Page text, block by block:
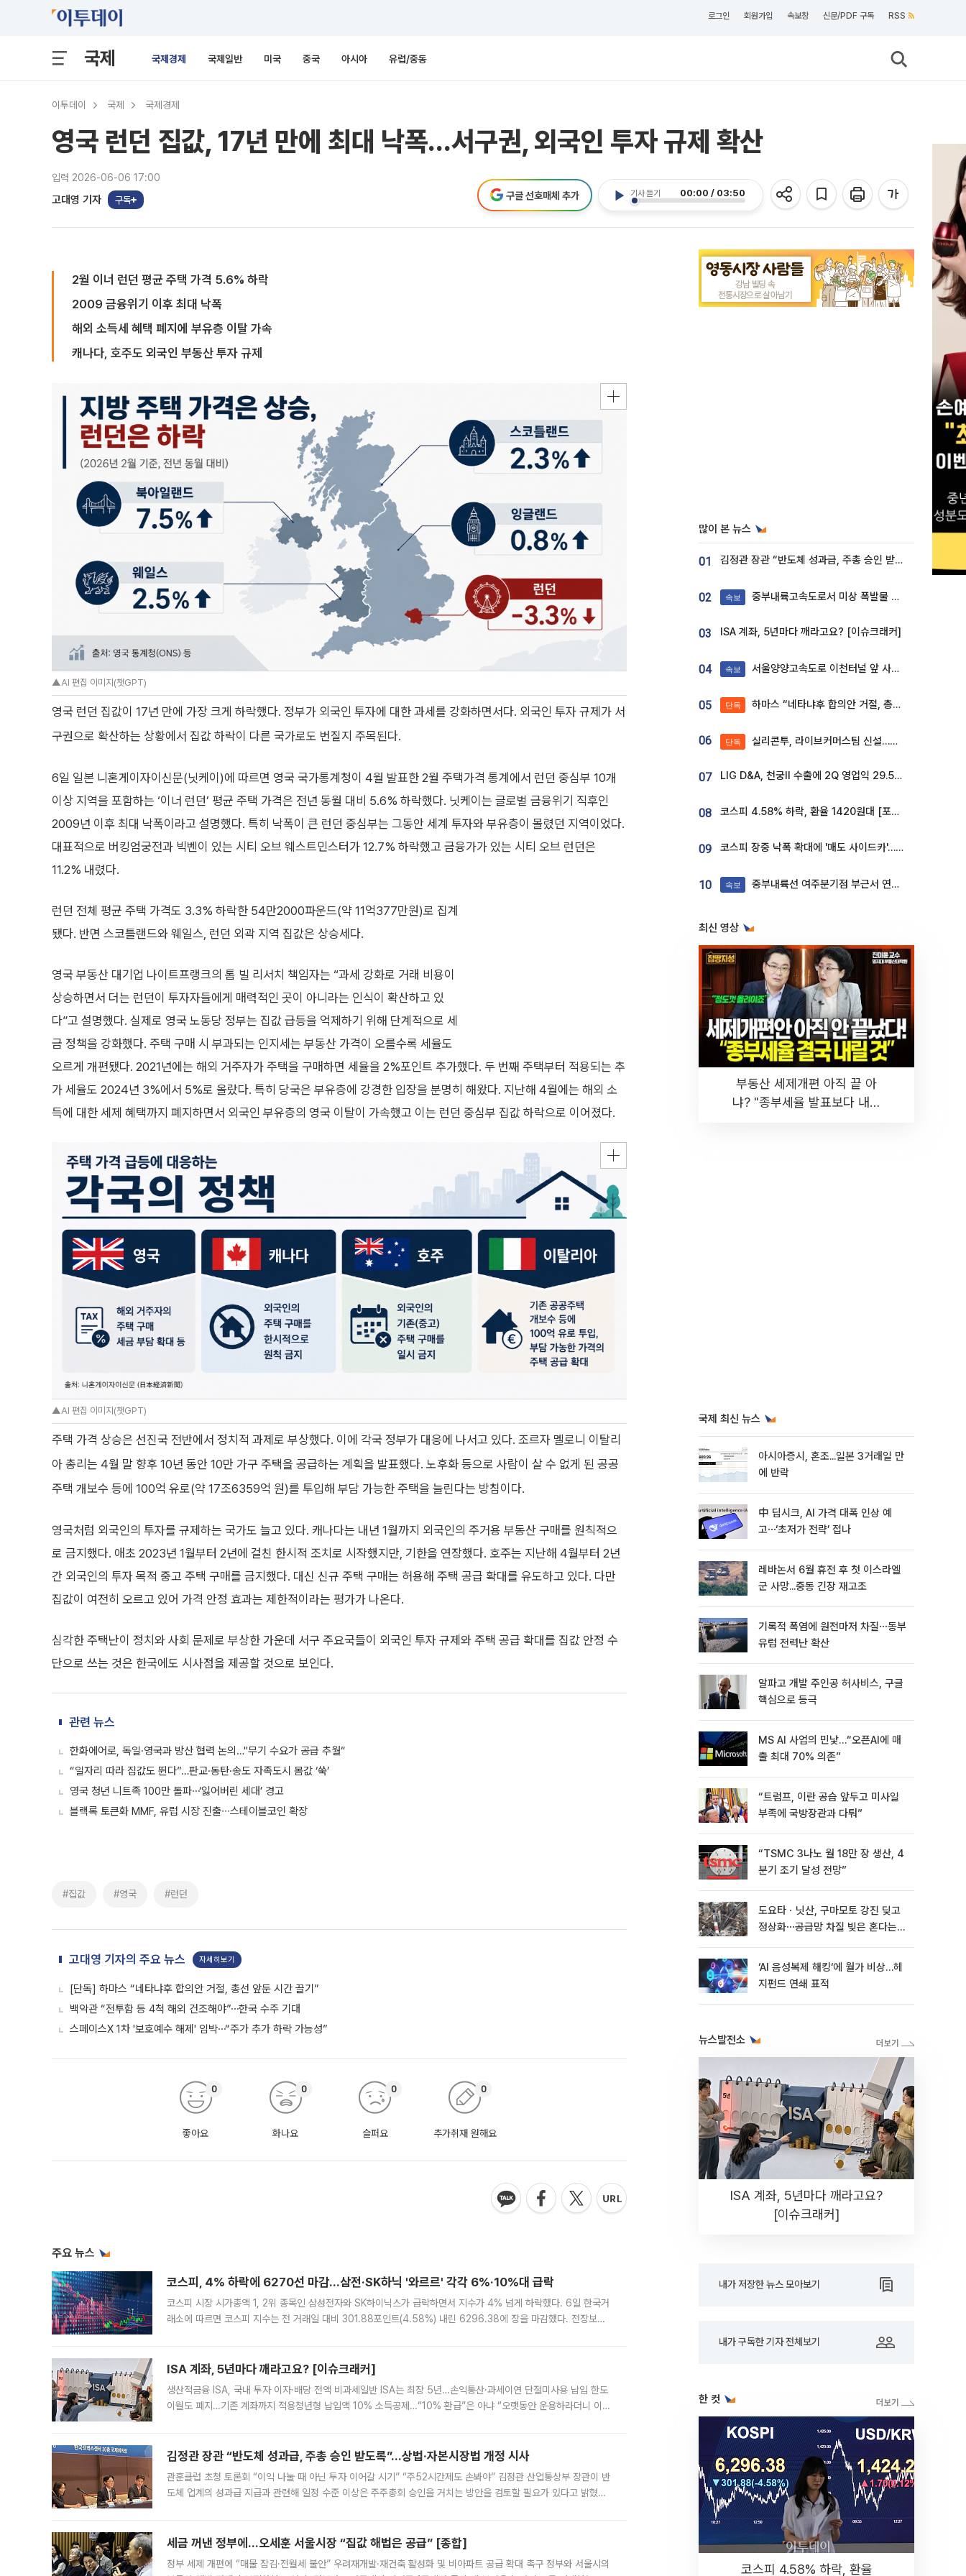
로그인 회원가입 속보창 신문/PDF 구독 RSS
국제 국제경제 국제일반 미국 중국 아시아 유럽/중동
이투데이 국제 국제경제
영국 런던 집값, 17년 만에 최대 낙폭…서구권, 외국인 투자 규제 확산
입력 2026-06-06 17:00
고대영 기자 구독
기사 듣기 00:00 / 03:50
구글 선호매체 추가
2월 이너 런던 평균 주택 가격 5.6% 하락
2009 금융위기 이후 최대 낙폭
해외 소득세 혜택 폐지에 부유층 이탈 가속
캐나다, 호주도 외국인 부동산 투자 규제
▲AI 편집 이미지(챗GPT)
영국 런던 집값이 17년 만에 가장 크게 하락했다. 정부가 외국인 투자에 대한 과세를 강화하면서다. 외국인 투자 규제가 서
구권으로 확산하는 상황에서 집값 하락이 다른 국가로도 번질지 주목된다.
6일 일본 니혼게이자이신문(닛케이)에 따르면 영국 국가통계청이 4월 발표한 2월 주택가격 통계에서 런던 중심부 10개
이상 지역을 포함하는 ‘이너 런던’ 평균 주택 가격은 전년 동월 대비 5.6% 하락했다. 닛케이는 글로벌 금융위기 직후인
2009년 이후 최대 낙폭이라고 설명했다. 특히 낙폭이 큰 런던 중심부는 그동안 세계 투자와 부유층이 몰렸던 지역이었다.
대표적으로 버킹엄궁전과 빅벤이 있는 시티 오브 웨스트민스터가 12.7% 하락했고 금융가가 있는 시티 오브 런던은
11.2% 내렸다.
런던 전체 평균 주택 가격도 3.3% 하락한 54만2000파운드(약 11억377만원)로 집계
됐다. 반면 스코틀랜드와 웨일스, 런던 외곽 지역 집값은 상승세다.
영국 부동산 대기업 나이트프랭크의 톰 빌 리서치 책임자는 “과세 강화로 거래 비용이
상승하면서 더는 런던이 투자자들에게 매력적인 곳이 아니라는 인식이 확산하고 있
다”고 설명했다. 실제로 영국 노동당 정부는 집값 급등을 억제하기 위해 단계적으로 세
금 정책을 강화했다. 주택 구매 시 부과되는 인지세는 부동산 가격이 오를수록 세율도
오르게 개편됐다. 2021년에는 해외 거주자가 주택을 구매하면 세율을 2%포인트 추가했다. 두 번째 주택부터 적용되는 추
가 세율도 2024년 3%에서 5%로 올랐다. 특히 당국은 부유층에 강경한 입장을 분명히 해왔다. 지난해 4월에는 해외 소
득에 대한 세제 혜택까지 폐지하면서 외국인 부유층의 영국 이탈이 가속했고 이는 런던 중심부 집값 하락으로 이어졌다.
▲AI 편집 이미지(챗GPT)
주택 가격 상승은 선진국 전반에서 정치적 과제로 부상했다. 이에 각국 정부가 대응에 나서고 있다. 조르자 멜로니 이탈리
아 총리는 4월 말 향후 10년 동안 10만 가구 주택을 공급하는 계획을 발표했다. 노후화 등으로 사람이 살 수 없게 된 공공
주택 개보수 등에 100억 유로(약 17조6359억 원)를 투입해 부담 가능한 주택을 늘린다는 방침이다.
영국처럼 외국인의 투자를 규제하는 국가도 늘고 있다. 캐나다는 내년 1월까지 외국인의 주거용 부동산 구매를 원칙적으
로 금지했다. 애초 2023년 1월부터 2년에 걸친 한시적 조치로 시작했지만, 기한을 연장했다. 호주는 지난해 4월부터 2년
간 외국인의 투자 목적 중고 주택 구매를 금지했다. 대신 신규 주택 구매는 허용해 주택 공급 확대를 유도하고 있다. 다만
집값이 여전히 오르고 있어 가격 안정 효과는 제한적이라는 평가가 나온다.
심각한 주택난이 정치와 사회 문제로 부상한 가운데 서구 주요국들이 외국인 투자 규제와 주택 공급 확대를 집값 안정 수
단으로 쓰는 것은 한국에도 시사점을 제공할 것으로 보인다.
관련 뉴스
한화에어로, 독일·영국과 방산 협력 논의…"무기 수요가 공급 추월“
“일자리 따라 집값도 뛴다”…판교·동탄·송도 자족도시 몸값 ‘쑥’
영국 청년 니트족 100만 돌파⋯‘잃어버린 세대’ 경고
블랙록 토큰화 MMF, 유럽 시장 진출∙∙∙스테이블코인 확장
#집값 #영국 #런던
고대영 기자의 주요 뉴스 자세히보기
[단독] 하마스 “네타냐후 합의안 거절, 총선 앞둔 시간 끌기”
백악관 “전투함 등 4척 해외 건조해야”⋯한국 수주 기대
스페이스X 1차 '보호예수 해제' 임박⋯“주가 추가 하락 가능성”
좋아요
0
화나요
0
슬퍼요
0
추가취재 원해요
0
주요 뉴스
코스피, 4% 하락에 6270선 마감…삼전·SK하닉 '와르르' 각각 6%·10%대 급락
코스피 시장 시가총액 1, 2위 종목인 삼성전자와 SK하이닉스가 급락하면서 지수가 4% 넘게 하락했다. 6일 한국거
래소에 따르면 코스피 지수는 전 거래일 대비 301.88포인트(4.58%) 내린 6296.38에 장을 마감했다. 전장보다
ISA 계좌, 5년마다 깨라고요? [이슈크래커]
생산적금융 ISA, 국내 투자 이자·배당 전액 비과세일반 ISA는 최장 5년…손익통산·과세이연 단절미사용 납입 한도
이월도 폐지…기존 계좌까지 적용청년형 납입액 10% 소득공제…“10% 환급”은 아냐 “오랫동안 운용하라더니 이제
김정관 장관 “반도체 성과급, 주총 승인 받도록”…상법·자본시장법 개정 시사
관훈클럽 초청 토론회 “이익 나눌 때 아닌 투자 이어갈 시기” “주52시간제도 손봐야” 김정관 산업통상부 장관이 반
도체 업계의 성과급 지급과 관련해 일정 수준 이상은 주주총회 승인을 거치는 방안을 검토할 필요가 있다고 밝혔다.
세금 꺼낸 정부에…오세훈 서울시장 “집값 해법은 공급” [종합]
정부 세제 개편에 “매물 잠김·전월세 불안” 우려재개발·재건축 활성화 및 비아파트 공급 확대 촉구 정부와 서울시의
많이 본 뉴스
01 김정관 장관 “반도체 성과급, 주총 승인 받도록”…상법·자본시장법 개정 시사
02 속보 중부내륙고속도로서 미상 폭발물 발견
03 ISA 계좌, 5년마다 깨라고요? [이슈크래커]
04 속보 서울양양고속도로 이천터널 앞 사고 발생
05 단독 하마스 “네타냐후 합의안 거절, 총선 앞두고 시간 끌기”
06 단독 실리콘투, 라이브커머스팀 신설…K뷰티 ‘글로벌 판매망’ 확대[K뷰티 라방戰]
07 LIG D&A, 천궁Ⅱ 수출에 2Q 영업익 29.5%↑…수주잔고 24.6조 [종합]
08 코스피 4.58% 하락, 환율 1420원대 [포토]
09 코스피 장중 낙폭 확대에 '매도 사이드카'…외인 2.8조'팔자'· 개인 3.1조 '사자'
10 속보 중부내륙선 여주분기점 부근서 연이은 추돌사고 발생
최신 영상
부동산 세제개편 아직 끝 아
냐? "종부세율 발표보다 내릴
국제 최신 뉴스
아시아증시, 혼조...일본 3거래일 만
에 반락
中 딥시크, AI 가격 대폭 인상 예
고⋯‘초저가 전략’ 접나
레바논서 6월 휴전 후 첫 이스라엘
군 사망...중동 긴장 재고조
기록적 폭염에 원전마저 차질⋯동부
유럽 전력난 확산
알파고 개발 주인공 허사비스, 구글
핵심으로 등극
MS AI 사업의 민낯…“오픈AI에 매
출 최대 70% 의존”
“트럼프, 이란 공습 앞두고 미사일
부족에 국방장관과 다퉈”
“TSMC 3나노 월 18만 장 생산, 4
분기 조기 달성 전망”
도요타ㆍ닛산, 구마모토 강진 딪고
정상화⋯공급망 차질 빚은 혼다는
‘AI 음성복제 해킹‘에 월가 비상…헤
지펀드 연쇄 표적
뉴스발전소
ISA 계좌, 5년마다 깨라고요?
[이슈크래커]
내가 저장한 뉴스 모아보기
내가 구독한 기자 전체보기
한 컷
코스피 4.58% 하락, 환율